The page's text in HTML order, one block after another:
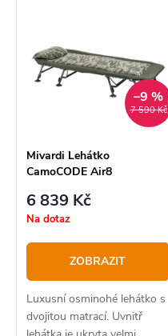
o
d
u
ů
Abecedně
p
r
o
d
u
t
ů
7 590 Kč
–9 %
Mivardi Lehátko
CamoCODE Air8
6 839 Kč
Na dotaz
ZOBRAZIT
Luxusní osminohé lehátko s
dvojitou matrací. Uvnitř